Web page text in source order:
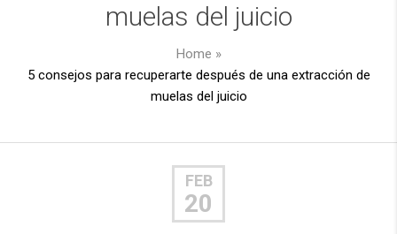
muelas del juicio
Home »
5 consejos para recuperarte después de una extracción de
muelas del juicio
FEB
20